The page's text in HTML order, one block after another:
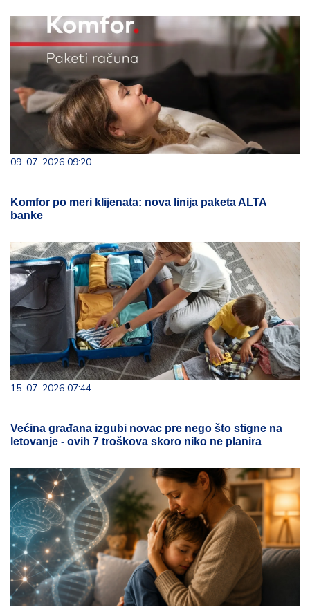
09. 07. 2026 09:20
Komfor po meri klijenata: nova linija paketa ALTA
banke
15. 07. 2026 07:44
Većina građana izgubi novac pre nego što stigne na
letovanje - ovih 7 troškova skoro niko ne planira